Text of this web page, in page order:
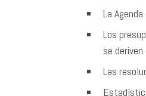
La
Los
se deriven.
Las